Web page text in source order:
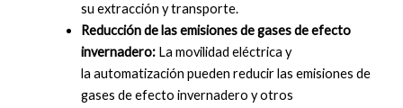
su extracción y transporte.
Reducción de las emisiones de gases de efecto
invernadero: La movilidad eléctrica y
la automatización pueden reducir las emisiones de
gases de efecto invernadero y otros